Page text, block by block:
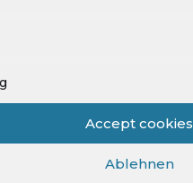
Accept cookies
Ablehnen